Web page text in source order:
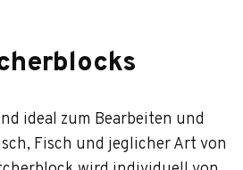
ideal zum Bearbeiten und
Fisch und jeglicher Art von